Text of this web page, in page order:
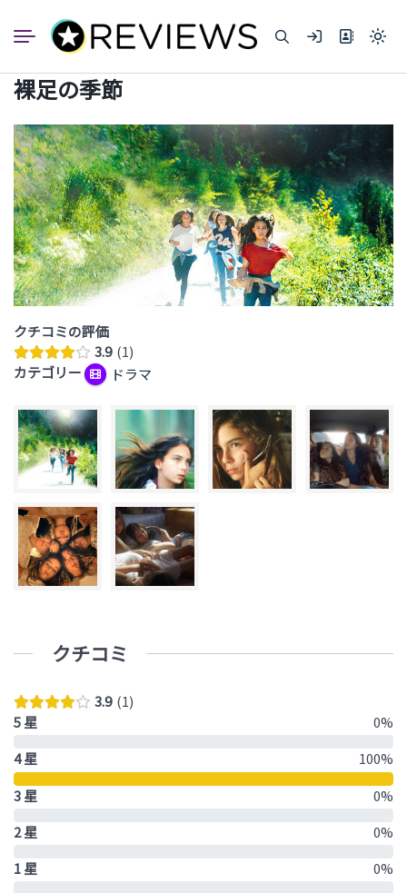
ン
Light
dark)
裸足の季節
クチコミの評価
3.9 1
カテゴリー
ドラマ
クチコミ
3.9 1
5 星
0%
4 星
100%
3 星
0%
2 星
0%
1 星
0%